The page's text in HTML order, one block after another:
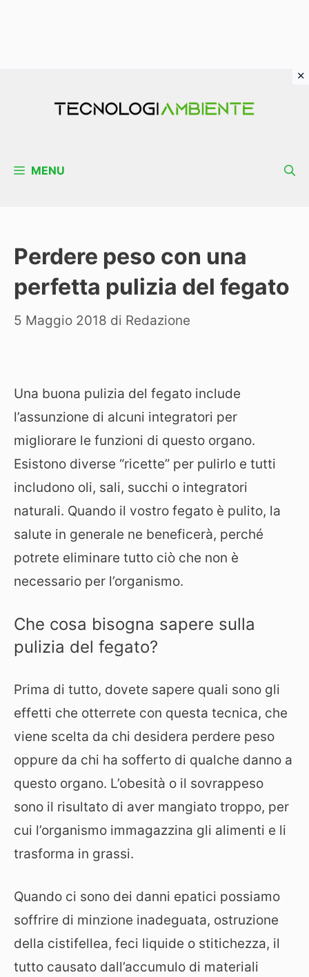
MENU
Perdere peso con una
perfetta pulizia del fegato
5 Maggio 2018 di Redazione
Una buona pulizia del fegato include
l’assunzione di alcuni integratori per
migliorare le funzioni di questo organo.
Esistono diverse “ricette” per pulirlo e tutti
includono oli, sali, succhi o integratori
naturali. Quando il vostro fegato è pulito, la
salute in generale ne beneficerà, perché
potrete eliminare tutto ciò che non è
necessario per l’organismo.
Che cosa bisogna sapere sulla
pulizia del fegato?
Prima di tutto, dovete sapere quali sono gli
effetti che otterrete con questa tecnica, che
viene scelta da chi desidera perdere peso
oppure da chi ha sofferto di qualche danno a
questo organo. L’obesità o il sovrappeso
sono il risultato di aver mangiato troppo, per
cui l’organismo immagazzina gli alimenti e li
trasforma in grassi.
Quando ci sono dei danni epatici possiamo
soffrire di minzione inadeguata, ostruzione
della cistifellea, feci liquide o stitichezza, il
tutto causato dall’accumulo di materiali